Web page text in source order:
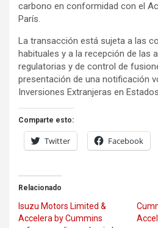
carbono en conformidad con el
París.
La transacción está sujeta a las
habituales y a la recepción de las
regulatorias y de control de
presentación de una notificación
Inversiones Extranjeras en
Comparte esto:
Twitter Facebook
Relacionado
Isuzu Motors Limited &
Accelera by Cummins